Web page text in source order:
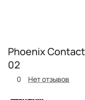
Phoenix
02
0 Нет отзывов